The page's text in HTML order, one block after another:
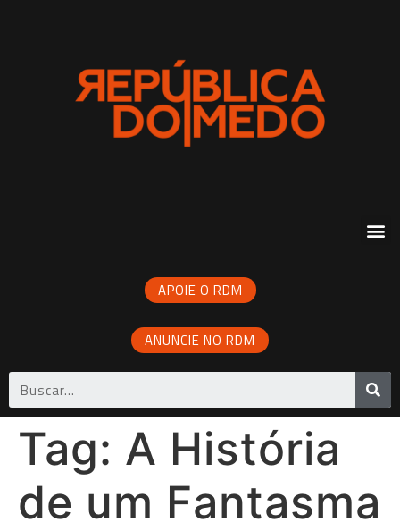
APOIE O RDM
ANUNCIE NO RDM
Tag: A História
de um Fantasma